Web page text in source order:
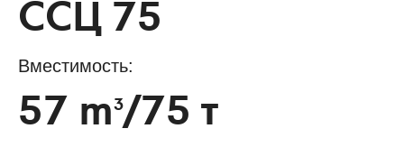
ССЦ 75
Вместимость:
57 m3/75 т